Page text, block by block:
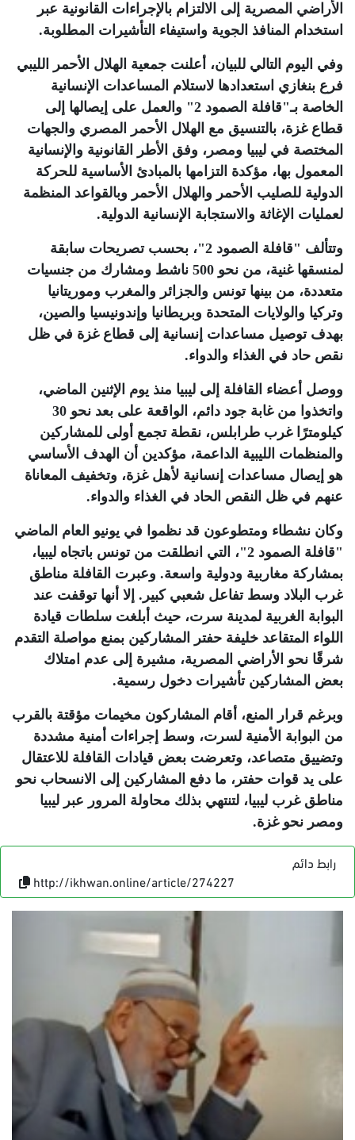
الأراضي المصرية إلى الالتزام بالإجراءات القانونية عبر
استخدام المنافذ الجوية واستيفاء التأشيرات المطلوبة.
وفي اليوم التالي للبيان، أعلنت جمعية الهلال الأحمر الليبي
فرع بنغازي استعدادها لاستلام المساعدات الإنسانية
الخاصة بـ"قافلة الصمود 2" والعمل على إيصالها إلى
قطاع غزة، بالتنسيق مع الهلال الأحمر المصري والجهات
المختصة في ليبيا ومصر، وفق الأطر القانونية والإنسانية
المعمول بها، مؤكدة التزامها بالمبادئ الأساسية للحركة
الدولية للصليب الأحمر والهلال الأحمر وبالقواعد المنظمة
لعمليات الإغاثة والاستجابة الإنسانية الدولية.
وتتألف "قافلة الصمود 2"، بحسب تصريحات سابقة
لمنسقها غنية، من نحو 500 ناشط ومشارك من جنسيات
متعددة، من بينها تونس والجزائر والمغرب وموريتانيا
وتركيا والولايات المتحدة وبريطانيا وإندونيسيا والصين،
بهدف توصيل مساعدات إنسانية إلى قطاع غزة في ظل
نقص حاد في الغذاء والدواء.
ووصل أعضاء القافلة إلى ليبيا منذ يوم الإثنين الماضي،
واتخذوا من غابة جود دائم، الواقعة على بعد نحو 30
كيلومترًا غرب طرابلس، نقطة تجمع أولى للمشاركين
والمنظمات الليبية الداعمة، مؤكدين أن الهدف الأساسي
هو إيصال مساعدات إنسانية لأهل غزة، وتخفيف المعاناة
عنهم في ظل النقص الحاد في الغذاء والدواء.
وكان نشطاء ومتطوعون قد نظموا في يونيو العام الماضي
"قافلة الصمود 2"، التي انطلقت من تونس باتجاه ليبيا،
بمشاركة مغاربية ودولية واسعة. وعبرت القافلة مناطق
غرب البلاد وسط تفاعل شعبي كبير. إلا أنها توقفت عند
البوابة الغربية لمدينة سرت، حيث أبلغت سلطات قيادة
اللواء المتقاعد خليفة حفتر المشاركين بمنع مواصلة التقدم
شرقًا نحو الأراضي المصرية، مشيرة إلى عدم امتلاك
بعض المشاركين تأشيرات دخول رسمية.
وبرغم قرار المنع، أقام المشاركون مخيمات مؤقتة بالقرب
من البوابة الأمنية لسرت، وسط إجراءات أمنية مشددة
وتضييق متصاعد، وتعرضت بعض قيادات القافلة للاعتقال
على يد قوات حفتر، ما دفع المشاركين إلى الانسحاب نحو
مناطق غرب ليبيا، لتنتهي بذلك محاولة المرور عبر ليبيا
ومصر نحو غزة.
رابط دائم
http://ikhwan.online/article/274227